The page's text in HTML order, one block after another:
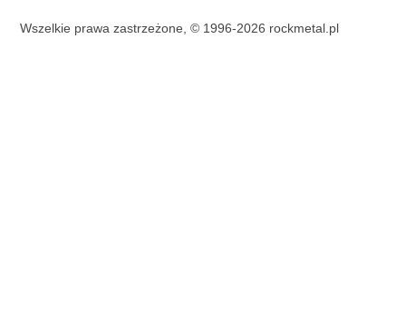
Wszelkie prawa zastrzeżone, © 1996-2026 rockmetal.pl